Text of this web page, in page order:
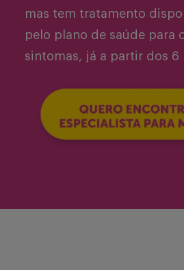
mas tem tratamento
pelo plano de saúde para
sintomas, já a partir dos 6